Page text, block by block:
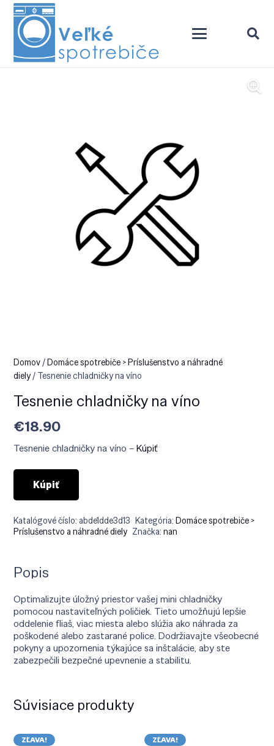
Domov/Domáce spotrebiče > Príslušenstvo a náhradné
diely/ Tesnenie chladničky na víno
Tesnenie chladničky na víno
€18.90
Tesnenie chladničky na víno –Kúpiť
Kúpiť
Katalógové číslo: abde1dde3d13 Kategória:Domáce spotrebiče >
Príslušenstvo a náhradné diely Značka:nan
Popis
Optimalizujte úložný priestor vašej mini chladničky
pomocou nastaviteľných poličiek. Tieto umožňujú lepšie
oddelenie fliaš, viac miesta alebo slúžia ako náhrada za
poškodené alebo zastarané police. Dodržiavajte všeobecné
pokyny a upozornenia týkajúce sa inštalácie, aby ste
zabezpečili bezpečné upevnenie a stabilitu.
Súvisiace produkty
ZĽAVA! ZĽAVA!